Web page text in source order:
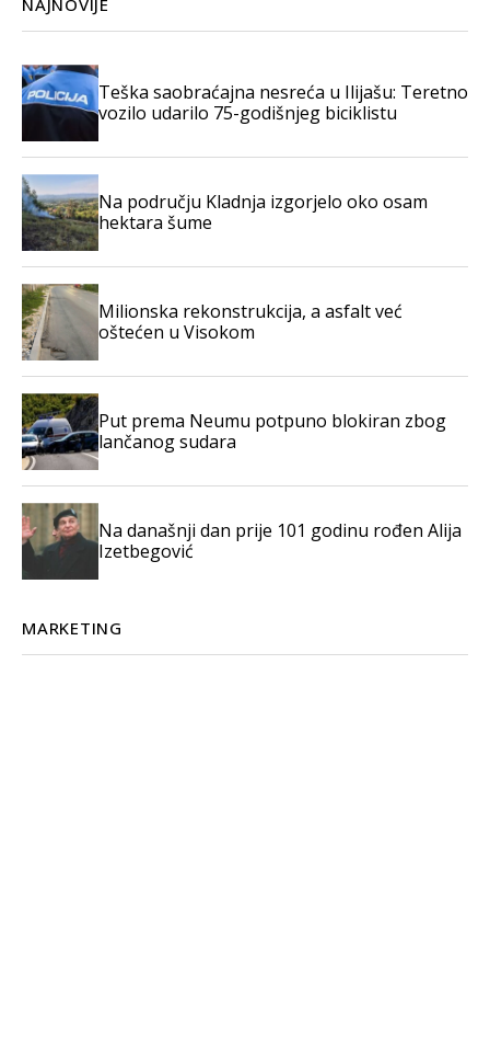
NAJNOVIJE
Teška saobraćajna nesreća u Ilijašu: Teretno
vozilo udarilo 75-godišnjeg biciklistu
Na području Kladnja izgorjelo oko osam
hektara šume
Milionska rekonstrukcija, a asfalt već
oštećen u Visokom
Put prema Neumu potpuno blokiran zbog
lančanog sudara
Na današnji dan prije 101 godinu rođen Alija
Izetbegović
MARKETING